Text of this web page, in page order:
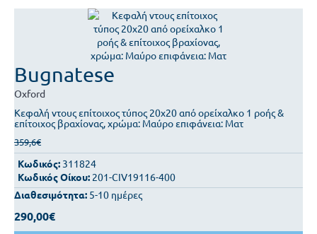
Bugnatese
Oxford
Κεφαλή ντους επίτοιχος τύπος 20x20 από ορείχαλκο 1 ροής &
επίτοιχος βραχίονας, χρώμα: Μαύρο επιφάνεια: Ματ
359,6€
Κωδικός: 311824
Κωδικός Οίκου: 201-CIV19116-400
Διαθεσιμότητα: 5-10 ημέρες
290,00€